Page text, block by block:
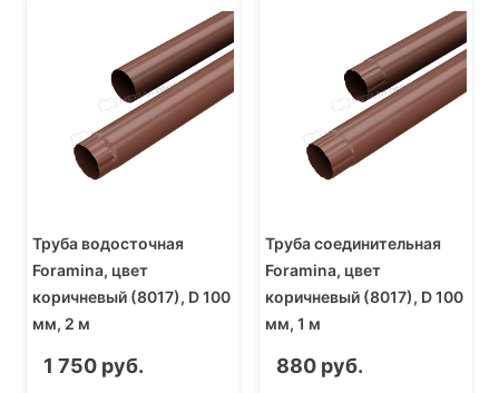
Труба водосточная
Foramina, цвет
коричневый (8017), D 100
мм, 2 м
1 750 руб.
Труба соединительная
Foramina, цвет
коричневый (8017), D 100
мм, 1 м
880 руб.